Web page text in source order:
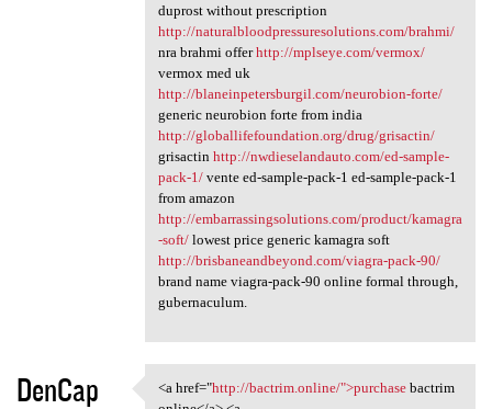
duprost without prescription
http://naturalbloodpressuresolutions.com/brahmi/
nra brahmi offerhttp://mplseye.com/vermox/
vermox med uk
http://blaneinpetersburgil.com/neurobion-forte/
generic neurobion forte from india
http://globallifefoundation.org/drug/grisactin/
grisactin http://nwdieselandauto.com/ed-sample-
pack-1/vente ed-sample-pack-1 ed-sample-pack-1
from amazon
http://embarrassingsolutions.com/product/kamagra
-soft/lowest price generic kamagra soft
http://brisbaneandbeyond.com/viagra-pack-90/
brand name viagra-pack-90 online formal through,
gubernaculum.
DenCap <a href="http://bactrim.online/">purchasebactrim